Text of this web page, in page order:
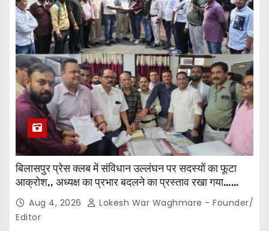
बिलासपुर प्रेस क्लब में संविधान उल्लंघन पर सदस्यों का फूटा
आक्रोश,, अध्यक्ष का प्रभार बदलने का प्रस्ताव रखा गया…
करीब 150 सदस्यों की बैठक में कई अहम प्रस्ताव सर्वसम्मति से
पारित,, पत्रकारों ने कलेक्टर व सहायक पंजीयक को सौंपा
ज्ञापन…
Aug 4, 2026
Lokesh War Waghmare - Founder/
Editor